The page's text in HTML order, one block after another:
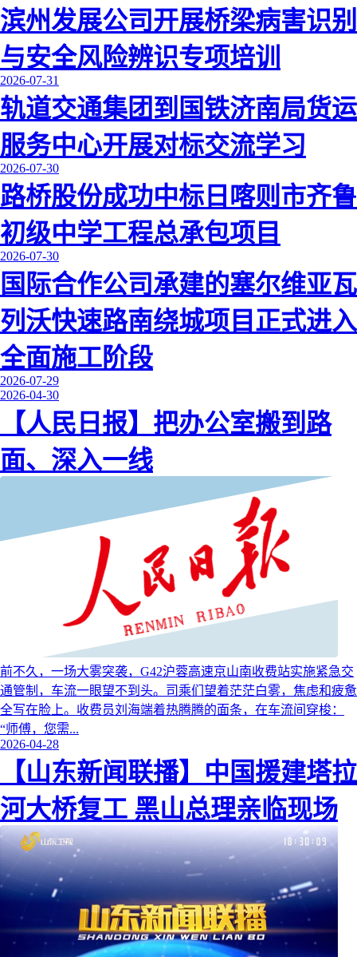
滨州发展公司开展桥梁病害识别
与安全风险辨识专项培训
2026-07-31
轨道交通集团到国铁济南局货运
服务中心开展对标交流学习
2026-07-30
路桥股份成功中标日喀则市齐鲁
初级中学工程总承包项目
2026-07-30
国际合作公司承建的塞尔维亚瓦
列沃快速路南绕城项目正式进入
全面施工阶段
2026-07-29
2026-04-30
【人民日报】把办公室搬到路
面、深入一线
前不久，一场大雾突袭，G42沪蓉高速京山南收费站实施紧急交
通管制，车流一眼望不到头。司乘们望着茫茫白雾，焦虑和疲惫
全写在脸上。收费员刘海端着热腾腾的面条，在车流间穿梭：
“师傅，您需...
2026-04-28
【山东新闻联播】中国援建塔拉
河大桥复工 黑山总理亲临现场